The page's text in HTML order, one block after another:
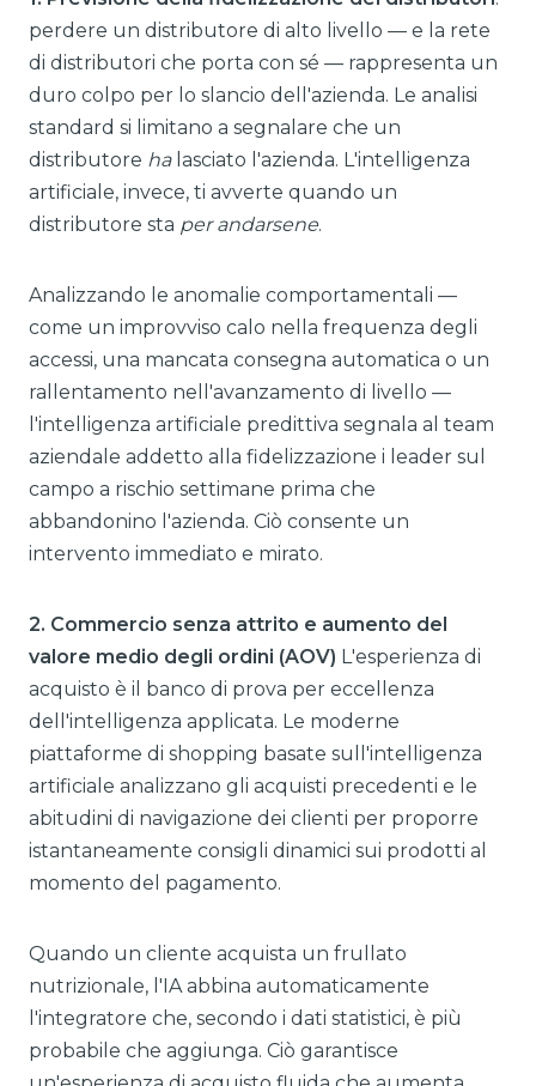
perdere un distributore di alto livello — e la rete
di distributori che porta con sé — rappresenta un
duro colpo per lo slancio dell'azienda. Le analisi
standard si limitano a segnalare che un
distributore halasciato l'azienda. L'intelligenza
artificiale, invece, ti avverte quando un
distributore sta per andarsene.
Analizzando le anomalie comportamentali —
come un improvviso calo nella frequenza degli
accessi, una mancata consegna automatica o un
rallentamento nell'avanzamento di livello —
l'intelligenza artificiale predittiva segnala al team
aziendale addetto alla fidelizzazione i leader sul
campo a rischio settimane prima che
abbandonino l'azienda. Ciò consente un
intervento immediato e mirato.
2. Commercio senza attrito e aumento del
valore medio degli ordini (AOV) L'esperienza di
acquisto è il banco di prova per eccellenza
dell'intelligenza applicata. Le moderne
piattaforme di shopping basate sull'intelligenza
artificiale analizzano gli acquisti precedenti e le
abitudini di navigazione dei clienti per proporre
istantaneamente consigli dinamici sui prodotti al
momento del pagamento.
Quando un cliente acquista un frullato
nutrizionale, l'IA abbina automaticamente
l'integratore che, secondo i dati statistici, è più
probabile che aggiunga. Ciò garantisce